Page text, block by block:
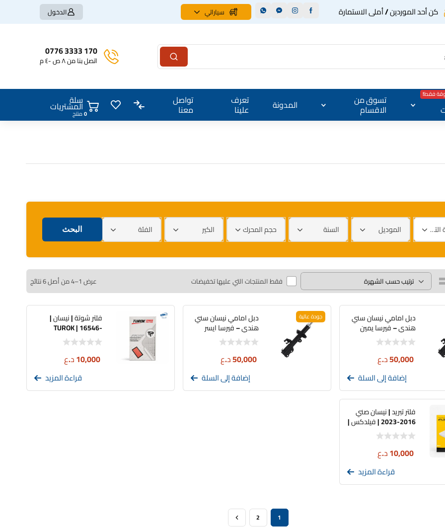
كن أحد الموردين / أملى الاستمارة سياراتي الدخول
170 3333 0776
اتصل بنا من ٨ ص -٤ م
فقط! تسوق من
الاقسام المدونة تعرف
علينا
تواصل
معنا
سلة
المشتريات0منتج
العلامة التجارية الموديل السنة حجم المحرك الكير الفئة
فقط المنتجات التي عليها تخفيضات عرض 1–4 من أصل 6 نتائج
دبل امامي نيسان سني
هندي – فيرسا يمين
50,000د.ع
إضافة إلى السلة
جودة عالية دبل امامي نيسان سني
هندي – فيرسا ايسر
50,000د.ع
إضافة إلى السلة
فلتر شوتة | نيسان |
TUROK | 16546-
ED500
10,000د.ع
قراءة المزيد
فلتر تبريد | نيسان صني
2016-2023 | فيلدكس |
27277-1HD0A
10,000د.ع
قراءة المزيد
1
2